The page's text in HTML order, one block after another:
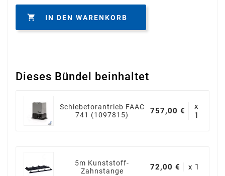
 IN DEN WARENKORB
Dieses Bündel beinhaltet
Schiebetorantrieb FAAC
741 (1097815)
757,00 €
x
1
5m Kunststoff-
Zahnstange
72,00 € x 1